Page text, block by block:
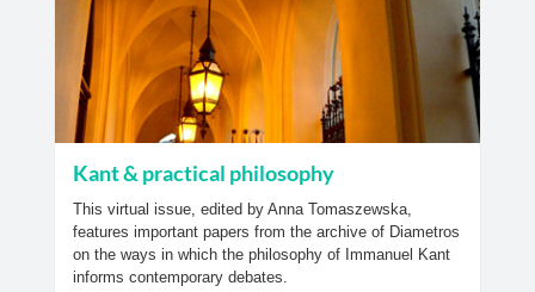
Kant & practical philosophy
This virtual issue, edited by Anna Tomaszewska,
features important papers from the archive of Diametros
on the ways in which the philosophy of Immanuel Kant
informs contemporary debates.